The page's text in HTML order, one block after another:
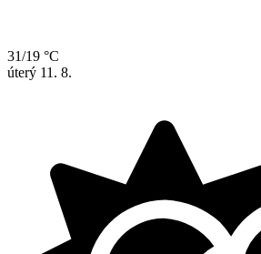
31/19 °C
úterý 11. 8.